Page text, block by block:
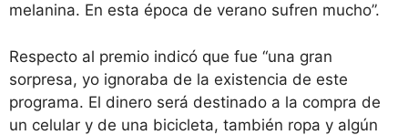
melanina. En esta época de verano sufren mucho”.
Respecto al premio indicó que fue “una gran
sorpresa, yo ignoraba de la existencia de este
programa. El dinero será destinado a la compra de
un celular y de una bicicleta, también ropa y algún